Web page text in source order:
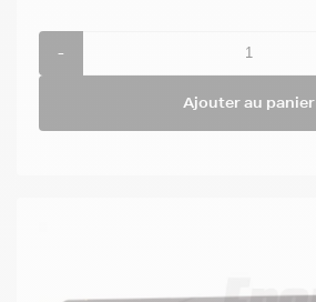
-
Ajouter au panier